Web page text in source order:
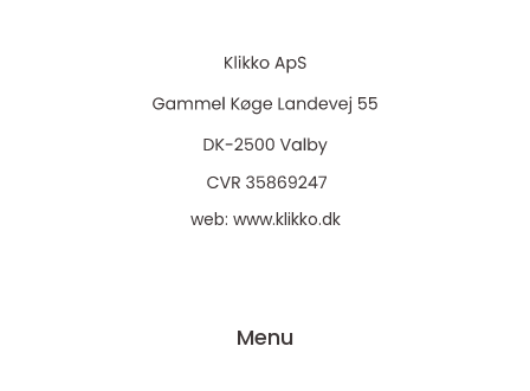
web: www.klikko.dk
Menu